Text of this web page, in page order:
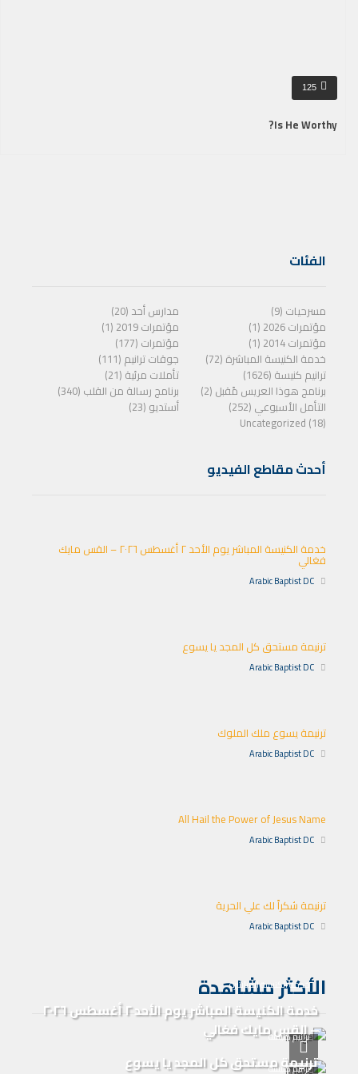
125
Is He Worthy?
الفئات
مسرحيات (9)
مدارس أحد (20)
مؤتمرات 2026 (1)
مؤتمرات 2019 (1)
مؤتمرات 2014 (1)
مؤتمرات (177)
خدمة الكنيسة المباشرة (72)
جوقات ترانيم (111)
ترانيم كنيسة (1626)
تأملات مرئية (21)
برنامج هوذا العريس مًقبل (2)
برنامج رسالة من القلب (340)
التأمل الأسبوعي (252)
أستديو (23)
Uncategorized (18)
أحدث مقاطع الفيديو
خدمة الكنيسة المباشر يوم الأحد ٢ أغسطس ٢٠٢٦ – القس مايك
فغالي
Arabic Baptist DC
ترنيمة مستحق كل المجد يا يسوع
Arabic Baptist DC
ترنيمة يسوع ملك الملوك
Arabic Baptist DC
All Hail the Power of Jesus Name
Arabic Baptist DC
ترنيمة شكراً لك علي الحرية
Arabic Baptist DC
الأكثر مشاهدة
خدمة الكنيسة المباشرة
خدمة الكنيسة المباشر يوم الأحد ٢ أغسطس ٢٠٢٦
– القس مايك فغالي
ترانيم كنيسة
ترنيمة مستحق كل المجد يا يسوع
ترانيم كنيسة